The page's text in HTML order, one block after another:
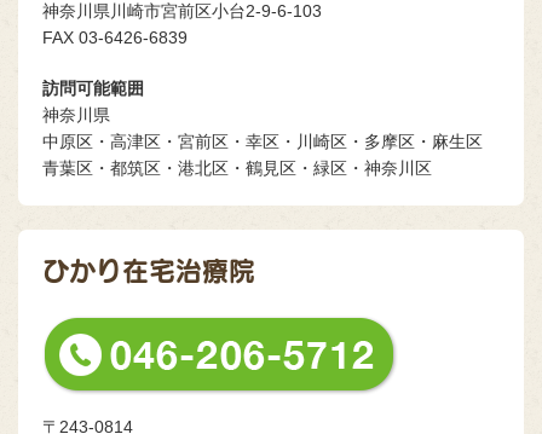
神奈川県川崎市宮前区小台2-9-6-103
FAX 03-6426-6839
訪問可能範囲
神奈川県
中原区・高津区・宮前区・幸区・川崎区・多摩区・麻生区
青葉区・都筑区・港北区・鶴見区・緑区・神奈川区
ひかり在宅治療院
〒243-0814